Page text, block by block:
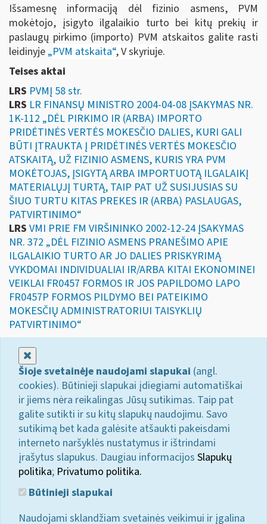
Išsamesnę informaciją dėl fizinio asmens, PVM
mokėtojo, įsigyto ilgalaikio turto bei kitų prekių ir
paslaugų pirkimo (importo) PVM atskaitos galite rasti
leidinyje „PVM atskaita“, V skyriuje.
Teises aktai
LRS PVMĮ 58 str.
LRS LR FINANSŲ MINISTRO 2004-04-08 ĮSAKYMAS NR.
1K-112 „DĖL PIRKIMO IR (ARBA) IMPORTO
PRIDĖTINĖS VERTĖS MOKESČIO DALIES, KURI GALI
BŪTI ĮTRAUKTA Į PRIDĖTINĖS VERTĖS MOKESČIO
ATSKAITĄ, UŽ FIZINIO ASMENS, KURIS YRA PVM
MOKĖTOJAS, ĮSIGYTĄ ARBA IMPORTUOTĄ ILGALAIKĮ
MATERIALŲJĮ TURTĄ, TAIP PAT UŽ SUSIJUSIAS SU
ŠIUO TURTU KITAS PREKES IR (ARBA) PASLAUGAS,
PATVIRTINIMO“
LRS VMI PRIE FM VIRŠININKO 2002-12-24 ĮSAKYMAS
NR. 372 „DĖL FIZINIO ASMENS PRANEŠIMO APIE
ILGALAIKIO TURTO AR JO DALIES PRISKYRIMĄ
VYKDOMAI INDIVIDUALIAI IR/ARBA KITAI EKONOMINEI
VEIKLAI FR0457 FORMOS IR JOS PAPILDOMO LAPO
FR0457P FORMOS PILDYMO BEI PATEIKIMO
MOKESČIŲ ADMINISTRATORIUI TAISYKLIŲ
PATVIRTINIMO“
Šioje svetainėje naudojami slapukai (angl.
cookies). Būtinieji slapukai įdiegiami automatiškai
ir jiems nėra reikalingas Jūsų sutikimas. Taip pat
galite sutikti ir su kitų slapukų naudojimu. Savo
sutikimą bet kada galėsite atšaukti pakeisdami
interneto naršyklės nustatymus ir ištrindami
įrašytus slapukus. Daugiau informacijos Slapukų
politika; Privatumo politika.
Būtinieji slapukai
Naudojami sklandžiam svetainės veikimui ir įgalina